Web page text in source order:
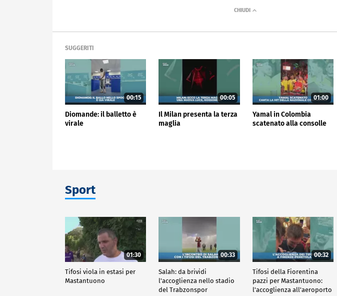
SUGGERITI
00:15
Diomande: il balletto è
virale
00:05
Il Milan presenta la terza
maglia
01:00
Yamal in Colombia
scatenato alla consolle
Sport
01:30
Tifosi viola in estasi per
Mastantuono
00:33
Salah: da brividi
l'accoglienza nello stadio
del Trabzonspor
00:32
Tifosi della Fiorentina
pazzi per Mastantuono:
l'accoglienza all'aeroporto